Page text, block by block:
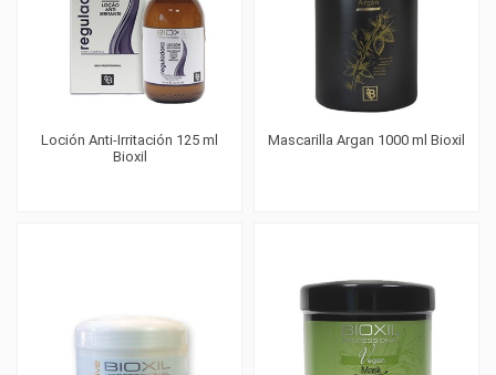
Loción Anti-Irritación 125 ml
Bioxil
Mascarilla Argan 1000 ml Bioxil